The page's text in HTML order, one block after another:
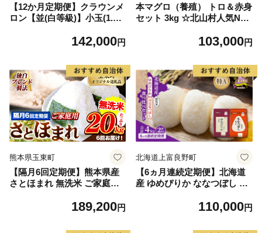
【12か月定期便】クラウンメ
ロン【並(白等級)】小玉(1.1k
肉 フルーツ デザート 高級メ
142,000円
本マグロ（養殖） トロ＆赤身
セット 3kg ☆北山村人気No1
ロ 本マグロ 鮪 中トロ 赤身
まぐろ丼【nks112】
103,000円
熊本県玉東町
【隔月6回定期便】熊本県産
さとほまれ 無洗米 ご家庭用
から出荷》 熊本県 玉名郡 玉
189,200円
北海道上富良野町
【6ヵ月連続定期便】北海道
産 ゆめぴりか ななつぼし 食
合計4kg 米 特A 獲得 白米 ご
110,000円